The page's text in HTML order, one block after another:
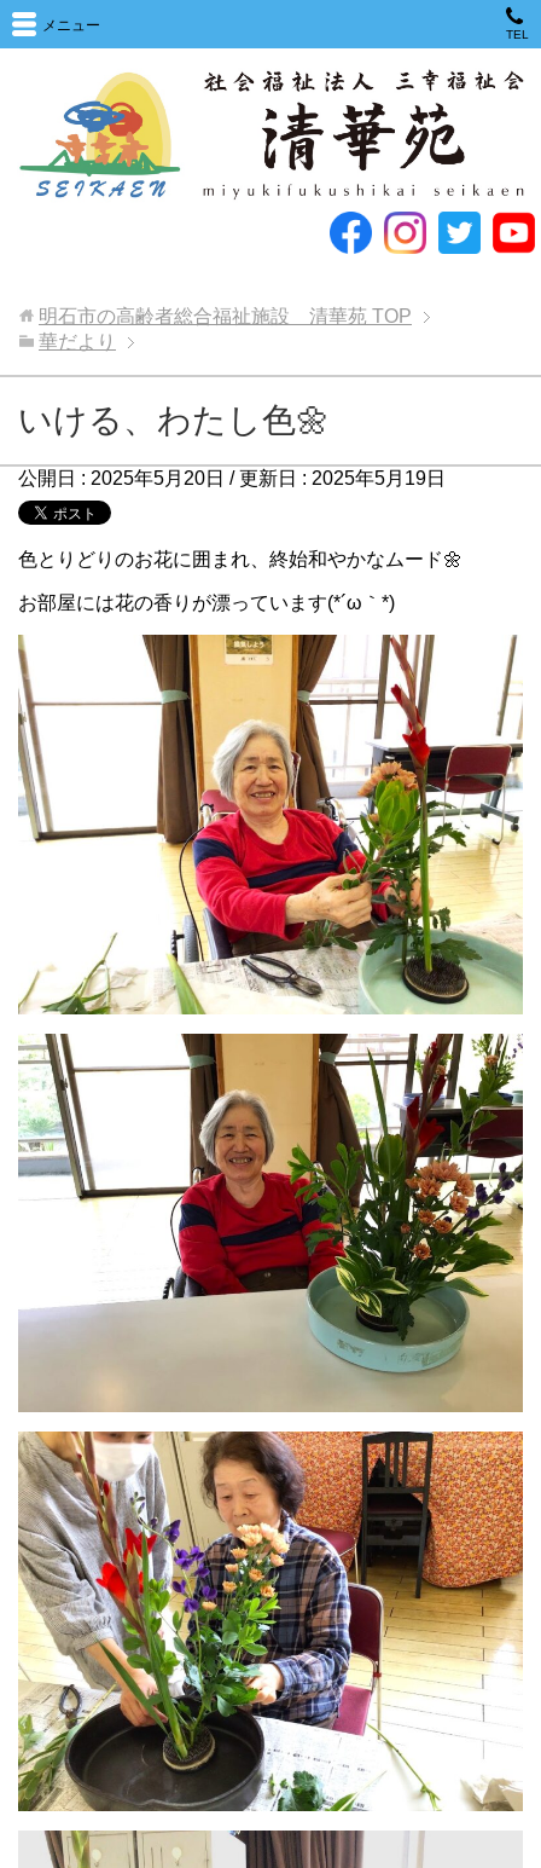
メニュー
TEL
明石市の高齢者総合福祉施設 清華苑 TOP
華だより
いける、わたし色🌼
公開日 : 2025年5月20日 / 更新日 : 2025年5月19日
色とりどりのお花に囲まれ、終始和やかなムード🌼
お部屋には花の香りが漂っています(*´ω｀*)